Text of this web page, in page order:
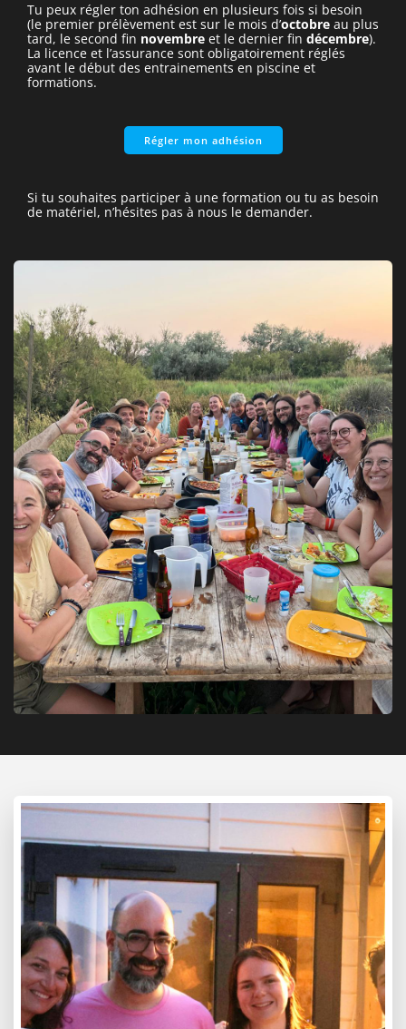
Tu peux régler ton adhésion en plusieurs fois si besoin
(le premier prélèvement est sur le mois d’octobre au plus
tard, le second fin novembre et le dernier fin décembre).
La licence et l’assurance sont obligatoirement réglés
avant le début des entrainements en piscine et
formations.
Régler mon adhésion
Si tu souhaites participer à une formation ou tu as besoin
de matériel, n’hésites pas à nous le demander.